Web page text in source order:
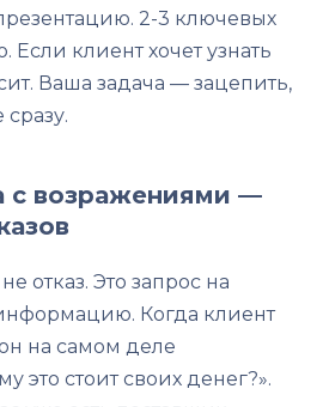
2-3 ключевых
Если клиент хочет узнать
Ваша задача — зацепить,
сразу.
с возражениями —
отказ. Это запрос на
Когда клиент
на самом деле
это стоит своих денег?».